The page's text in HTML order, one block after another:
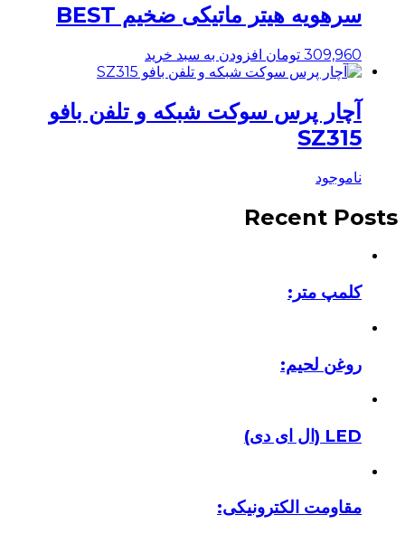
سرهویه هیتر ماتیکی ضخیم BEST
309,960 تومان افزودن به سبد خرید
آچار پرس سوکت شبکه و تلفن بافو
SZ315
ناموجود
Recent Posts
کلمپ متر:
روغن لحیم:
LED (ال ای دی)
مقاومت الکترونیکی: